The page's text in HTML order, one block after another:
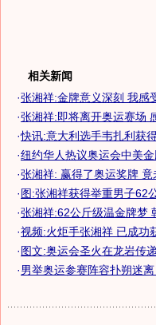
相关新闻
·张湘祥:金牌意义深刻 我感
·张湘祥:即将离开奥运赛场
·快讯:意大利选手韦扎利获
·纽约华人热议奥运会中美金
·张湘祥: 赢得了奥运奖牌 竟
·图:张湘祥获得举重男子62
·张湘祥:62公斤级温金牌梦
·视频:火炬手张湘祥 已成功
·图文:奥运会圣火在龙岩传
·男举奥运参赛阵容扑朔迷离